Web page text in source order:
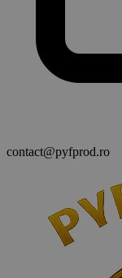
contact@pyfprod.ro